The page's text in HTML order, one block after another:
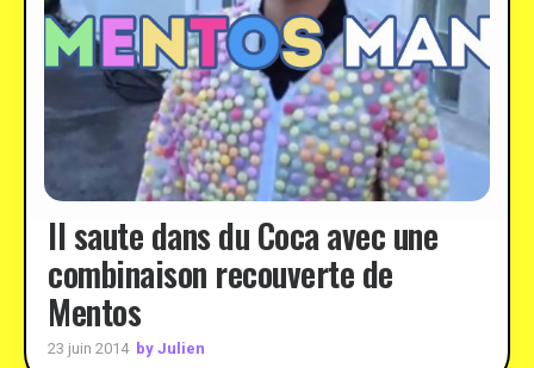
Il saute dans du Coca avec une
combinaison recouverte de
Mentos
23 juin 2014 by Julien